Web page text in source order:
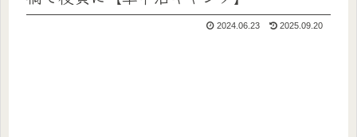
2024.06.23 2025.09.20